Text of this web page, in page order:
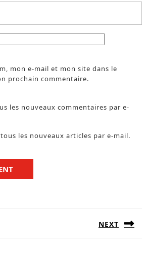
mon e-mail et mon site dans le
prochain commentaire.
les nouveaux commentaires par e-
les nouveaux articles par e-mail.
NEXT